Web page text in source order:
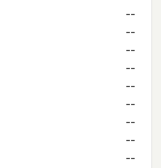
--
--
--
--
--
--
--
--
--